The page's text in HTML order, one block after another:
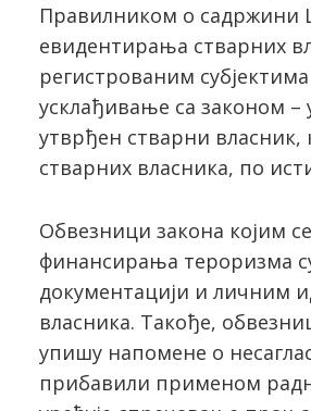
Правилником о садржини
евидентирања стварних
регистрованим
усклађивање са законом –
утврђен стварни
стварних власника, по
Обвезници закона којим
финансирања тероризма
документацији и личним
власника. Такође,
упишу напомене о
прибавили применом